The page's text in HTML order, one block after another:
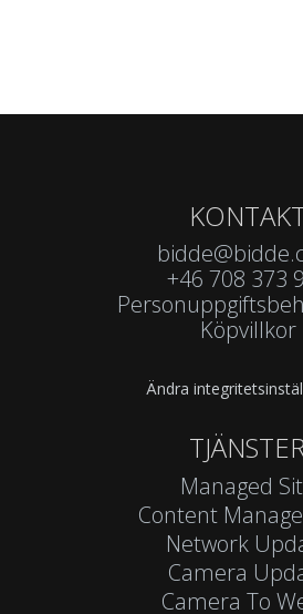
+46 708 373
Köpvillkor
Ändra
Managed
Content
Network
Camera
Camera To